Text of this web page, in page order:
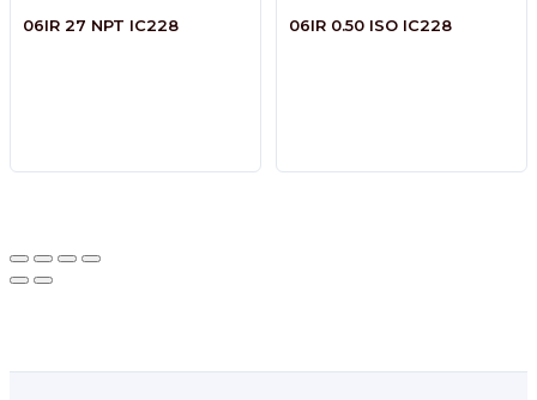
06IR 27 NPT IC228 06IR 0.50 ISO IC228